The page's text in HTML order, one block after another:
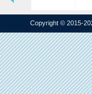
Copyright © 2015-